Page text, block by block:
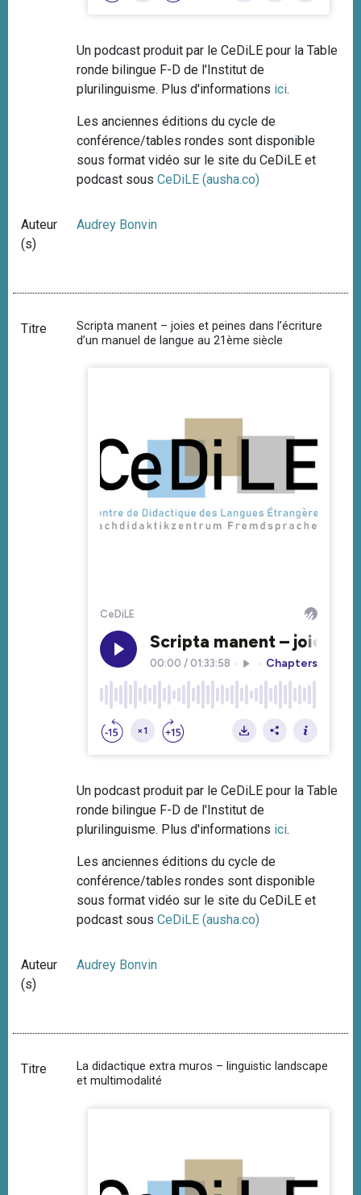
Un podcast produit par le CeDiLE pour la Table
ronde bilingue F-D de l'Institut de
plurilinguisme. Plus d'informations ici.
Les anciennes éditions du cycle de
conférence/tables rondes sont disponible
sous format vidéo sur le site du CeDiLE et
podcast sousCeDiLE (ausha.co)
Auteur
(s)
Audrey Bonvin
Titre
Scripta manent – joies et peines dans l’écriture
d’un manuel de langue au 21ème siècle
Un podcast produit par le CeDiLE pour la Table
ronde bilingue F-D de l'Institut de
plurilinguisme. Plus d'informations ici.
Les anciennes éditions du cycle de
conférence/tables rondes sont disponible
sous format vidéo sur le site du CeDiLE et
podcast sousCeDiLE (ausha.co)
Auteur
(s)
Audrey Bonvin
Titre
La didactique extra muros – linguistic landscape
et multimodalité